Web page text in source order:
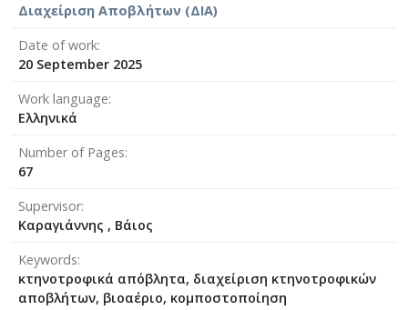
Διαχείριση Αποβλήτων (ΔΙΑ)
Date of work
20 September 2025
Work language
Ελληνικά
Number of Pages
67
Supervisor
Καραγιάννης , Βάιος
Keywords
κτηνοτροφικά απόβλητα, διαχείριση κτηνοτροφικών
αποβλήτων, βιοαέριο, κομποστοποίηση